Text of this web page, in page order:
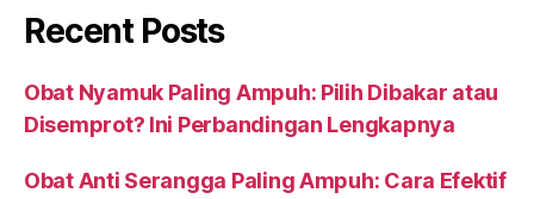
Recent Posts
Obat Nyamuk Paling Ampuh: Pilih Dibakar atau
Disemprot? Ini Perbandingan Lengkapnya
Obat Anti Serangga Paling Ampuh: Cara Efektif